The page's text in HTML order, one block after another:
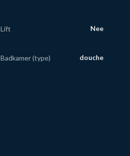
Lift Nee
Badkamer (type) douche